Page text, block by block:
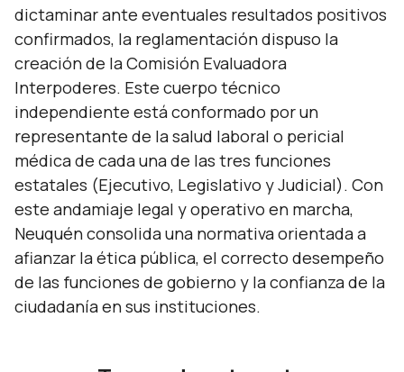
dictaminar ante eventuales resultados positivos
confirmados, la reglamentación dispuso la
creación de la Comisión Evaluadora
Interpoderes. Este cuerpo técnico
independiente está conformado por un
representante de la salud laboral o pericial
médica de cada una de las tres funciones
estatales (Ejecutivo, Legislativo y Judicial). Con
este andamiaje legal y operativo en marcha,
Neuquén consolida una normativa orientada a
afianzar la ética pública, el correcto desempeño
de las funciones de gobierno y la confianza de la
ciudadanía en sus instituciones.